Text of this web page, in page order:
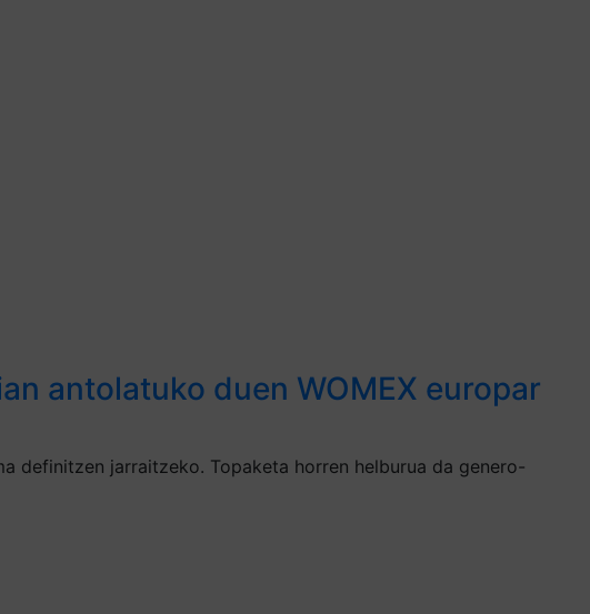
antolatuko duen WOMEX europar
definitzen jarraitzeko. Topaketa horren helburua da genero-